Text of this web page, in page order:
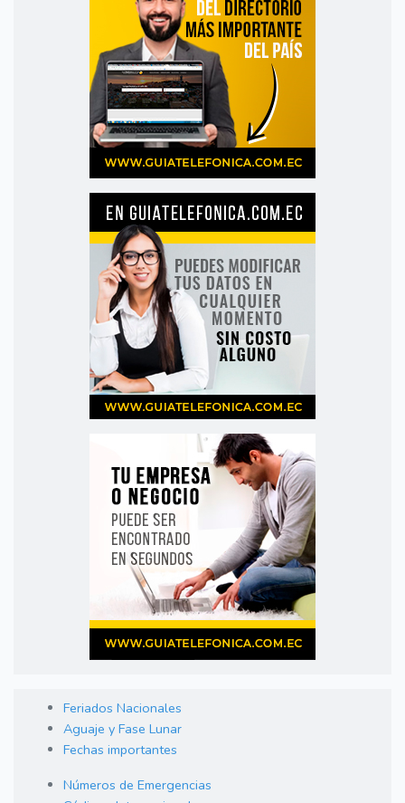
Feriados Nacionales
Aguaje y Fase Lunar
Fechas importantes
Números de Emergencias